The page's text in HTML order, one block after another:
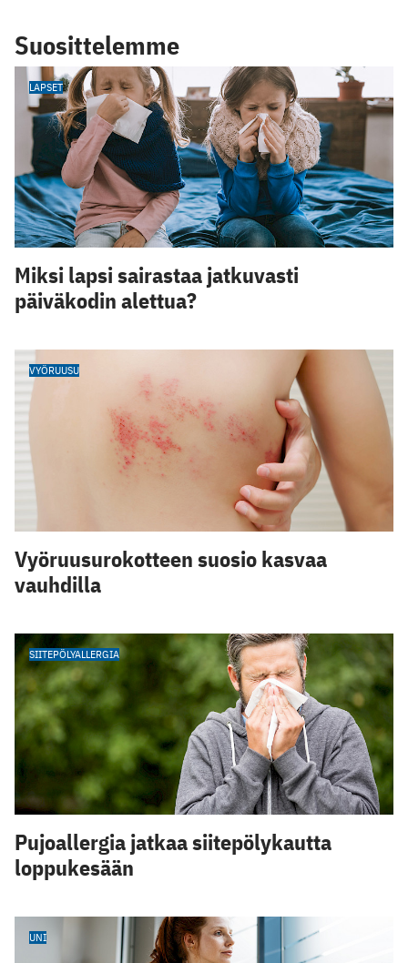
Suosittelemme
LAPSET
Miksi lapsi sairastaa jatkuvasti
päiväkodin alettua?
VYÖRUUSU
Vyöruusurokotteen suosio kasvaa
vauhdilla
SIITEPÖLYALLERGIA
Pujoallergia jatkaa siitepölykautta
loppukesään
UNI